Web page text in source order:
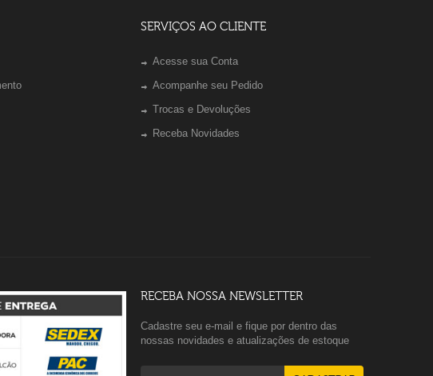
SERVIÇOS AO CLIENTE
Acesse sua Conta
Acompanhe seu Pedido
Trocas e Devoluções
Receba Novidades
RECEBA NOSSA NEWSLETTER
Cadastre seu e-mail e fique por dentro das
nossas novidades e atualizações de estoque